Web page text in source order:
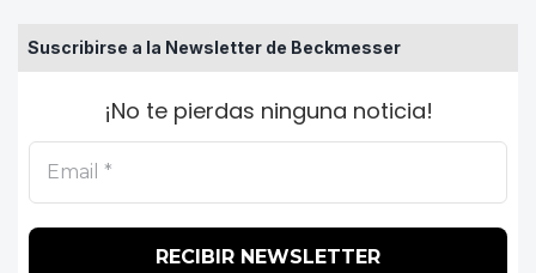
Suscribirse a la Newsletter de Beckmesser
¡No te pierdas ninguna noticia!